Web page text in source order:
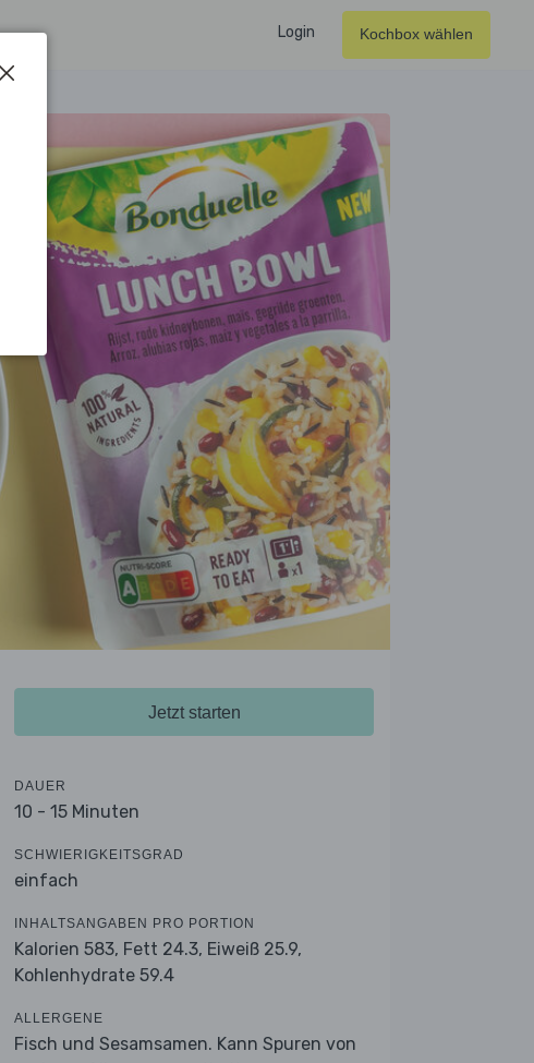
Login Kochbox wählen
Jetzt starten
DAUER
10 - 15 Minuten
SCHWIERIGKEITSGRAD
einfach
INHALTSANGABEN PRO PORTION
Kalorien 583, Fett 24.3, Eiweiß 25.9,
Kohlenhydrate 59.4
ALLERGENE
Fisch und Sesamsamen. Kann Spuren von